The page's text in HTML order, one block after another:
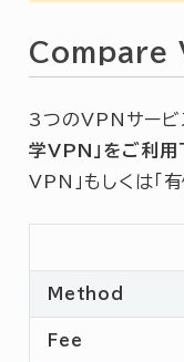
Compare
3つのVPNサービ
学VPN」をご利用
VPN」もしくは「
Method
Fee